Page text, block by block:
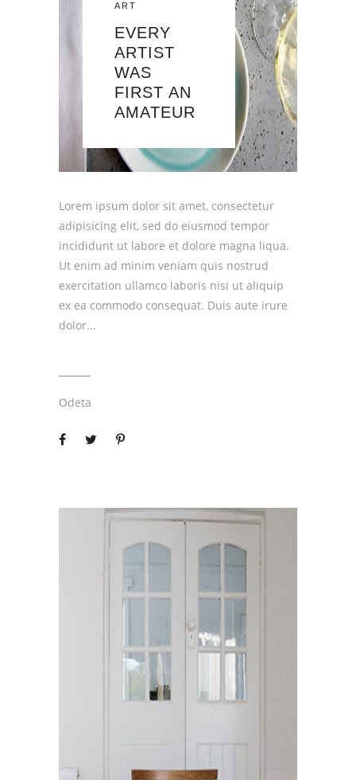
ART
EVERY
ARTIST
WAS
FIRST AN
AMATEUR
Lorem ipsum dolor sit amet, consectetur
adipisicing elit, sed do eiusmod tempor
incididunt ut labore et dolore magna liqua.
Ut enim ad minim veniam quis nostrud
exercitation ullamco laboris nisi ut aliquip
ex ea commodo consequat. Duis aute irure
dolor
Odeta